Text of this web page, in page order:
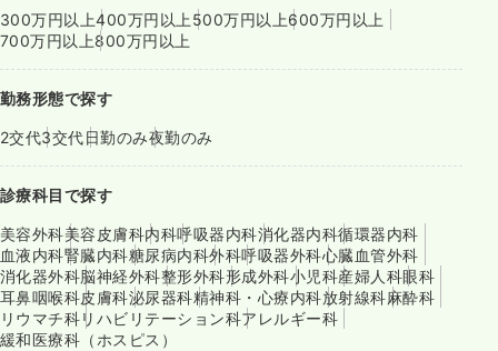
300万円以上400万円以上 500万円以上600万円以上
700万円以上800万円以上
勤務形態で探す
2交代3交代日勤のみ夜勤のみ
診療科目で探す
美容外科美容皮膚科内科呼吸器内科消化器内科循環器内科
血液内科腎臓内科糖尿病内科外科呼吸器外科心臓血管外科
消化器外科脳神経外科整形外科形成外科小児科産婦人科眼科
耳鼻咽喉科皮膚科泌尿器科精神科・心療内科放射線科麻酔科
リウマチ科リハビリテーション科アレルギー科
緩和医療科（ホスピス）